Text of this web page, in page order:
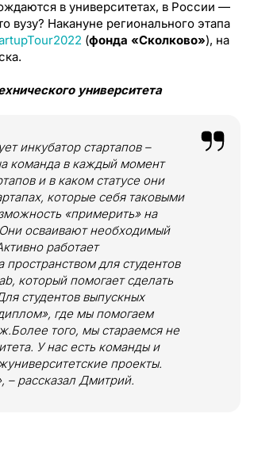
в университетах, в России —
вузу? Накануне регионального этапа
(фонда «Сколково»), на
университета
инкубатор стартапов –
команда в каждый момент
и в каком статусе они
которые себя таковыми
«примерить» на
осваивают необходимый
работает
пространством для студентов
который помогает сделать
студентов выпускных
где мы помогаем
того, мы стараемся не
У нас есть команды и
проекты.
рассказал Дмитрий.